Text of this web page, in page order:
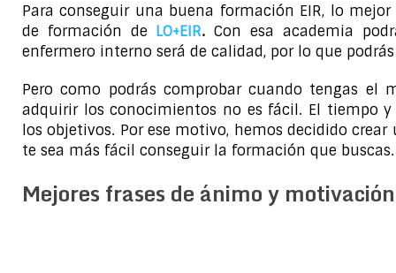
Para conseguir una buena formación EIR, lo
de formación de LO+EIR.Con esa academia
enfermero interno será de calidad, por lo que
Pero como podrás comprobar cuando tengas
adquirir los conocimientos no es fácil. El tiempo
los objetivos. Por ese motivo, hemos decidido
te sea más fácil conseguir la formación que buscas.
Mejores frases de ánimo y